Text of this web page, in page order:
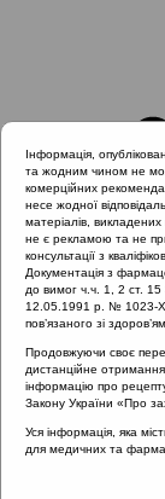
Головна
Гострі
Інформація,
та жодним чином не
комерційних
несе жодної
матеріалів,
не є рекламою та не
консультації з
Документація з
до вимог ч.ч. 1, 2 ст. 15
12.05.1991 р. № 1023-
пов’язаного зі
Продовжуючи своє
дистанційне отримання
інформацію про
Закону України «Про
Уся інформація, яка
для медичних та